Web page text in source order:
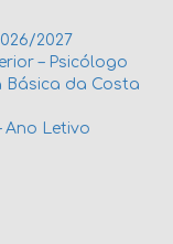
2027
– Psicólogo
Básica da Costa
Ano Letivo